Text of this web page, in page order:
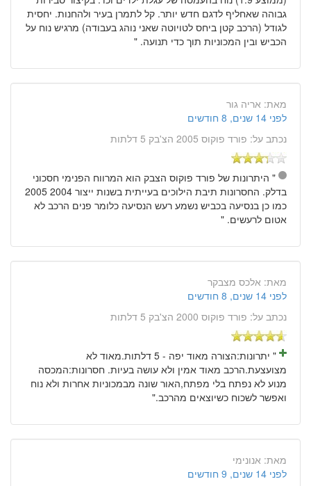
גבוהה שאחליף לדגם חדש יותר. קל לתמרן בעיר ולהחנות. יחסית
לגודל (הרכב קטן ביחס לטויוטה שאני נוהג בעבודה) מרגיש נוח על
הכביש ובין המכוניות תוך כדי תנועה. "
מאת: אריה גור
לפני 14 שנים, 8 חודשים
נכתב על: פורד פוקוס 2005 הצ'בק 5 דלתות
" היתרונות של פורד פוקוס הצבק הוא המרווח הפנימי חסכוני
בדלק. החסרונות תיבת הילוכים בעייתית בשנות ייצור 2004 2005
כמו כן בנסיעה בכביש נשמע רעש הנסיעה כלומר פנים הרכב לא
אטום לרעשים. "
מאת: אלכס מצבקר
לפני 14 שנים, 8 חודשים
נכתב על: פורד פוקוס 2000 הצ'בק 5 דלתות
" יתרונות:הצורה מאוד יפה - 5 דלתות.מאוד לא
מצועצעת.הרכב מאוד אמין ולא עושה בעיות. חסרונות:המכסה
מנוע לא נפתח בלי מפתח,האור שונה מבמכוניות אחרות ולא נוח
ואפשר לשכוח כשיוצאים מהרכב."
מאת: אנונימי
לפני 14 שנים, 9 חודשים